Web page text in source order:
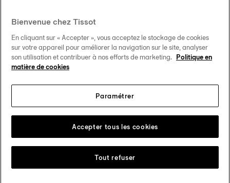
Nos engagements
Suivez-nous sur les réseaux sociaux
Changer de pays Tissot Copyrights 2026
Bienvenue chez Tissot
En cliquant sur « Accepter », vous acceptez le stockage de cookies
sur votre appareil pour améliorer la navigation sur le site, analyser
son utilisation et contribuer à nos efforts de marketing. Politique en
matière de cookies
Paramétrer
Tout refuser
Accepter tous les cookies